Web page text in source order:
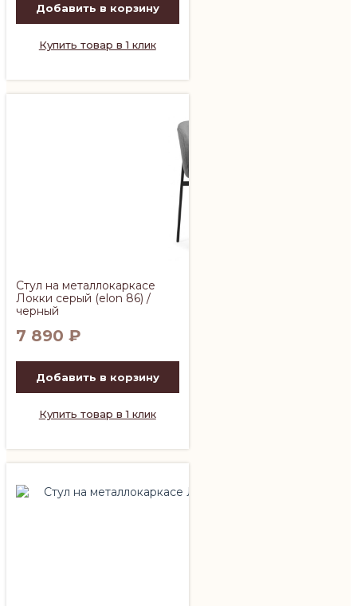
Добавить в корзину
Купить товар в 1 клик
Стул на металлокаркасе
Локки серый (elon 86) /
черный
7 890 ₽
Добавить в корзину
Купить товар в 1 клик